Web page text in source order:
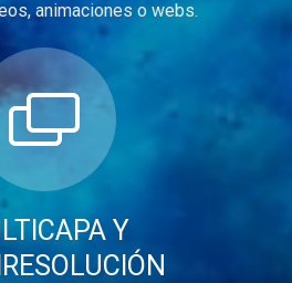
animaciones o webs.
Y